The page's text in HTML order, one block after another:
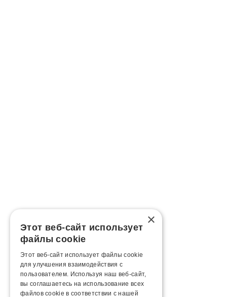
×
Этот веб-сайт использует
файлы cookie
Этот веб-сайт использует файлы cookie
для улучшения взаимодействия с
пользователем. Используя наш веб-сайт,
вы соглашаетесь на использование всех
файлов cookie в соответствии с нашей